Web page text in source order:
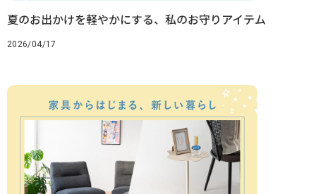
夏のお出かけを軽やかにする、私のお守りアイテム
2026/04/17